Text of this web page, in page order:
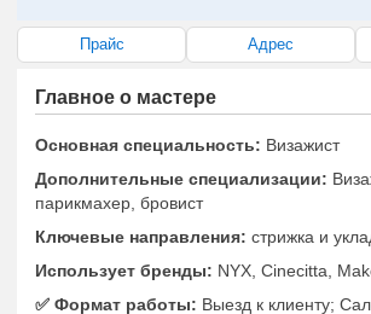
Прайс Адрес
Главное о мастере
Основная специальность: Визажист
Дополнительные специализации:
парикмахер, бровист
Ключевые направления: стрижка и
Использует бренды: NYX, Cinecitta,
✅️ Формат работы: Выезд к клиенту;